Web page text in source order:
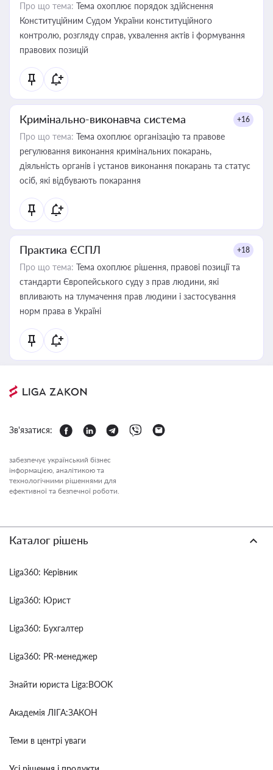
Про що тема: Тема охоплює порядок здійснення
Конституційним Судом України конституційного
контролю, розгляду справ, ухвалення актів і формування
правових позицій
Кримінально-виконавча система +16
Про що тема: Тема охоплює організацію та правове
регулювання виконання кримінальних покарань,
діяльність органів і установ виконання покарань та статус
осіб, які відбувають покарання
Практика ЄСПЛ +18
Про що тема: Тема охоплює рішення, правові позиції та
стандарти Європейського суду з прав людини, які
впливають на тлумачення прав людини і застосування
норм права в Україні
Зв'язатися:
забезпечує український бізнес
інформацією, аналітикою та
технологічними рішеннями для
ефективної та безпечної роботи.
Каталог рішень
Liga360: Керівник
Liga360: Юрист
Liga360: Бухгалтер
Liga360: PR-менеджер
Знайти юриста Liga:BOOK
Академія ЛІГА:ЗАКОН
Теми в центрі уваги